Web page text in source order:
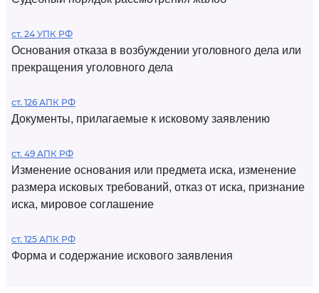
ст. 24 УПК РФ
Основания отказа в возбуждении уголовного дела или
прекращения уголовного дела
ст. 126 АПК РФ
Документы, прилагаемые к исковому заявлению
ст. 49 АПК РФ
Изменение основания или предмета иска, изменение
размера исковых требований, отказ от иска, признание
иска, мировое соглашение
ст. 125 АПК РФ
Форма и содержание искового заявления